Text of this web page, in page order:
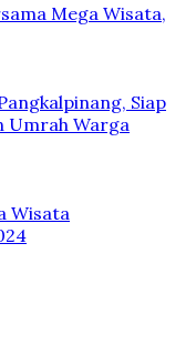
Mega Wisata,
Siap
Umrah Warga
Wisata